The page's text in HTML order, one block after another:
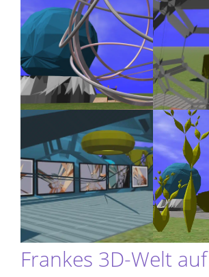
Frankes 3D-Welt